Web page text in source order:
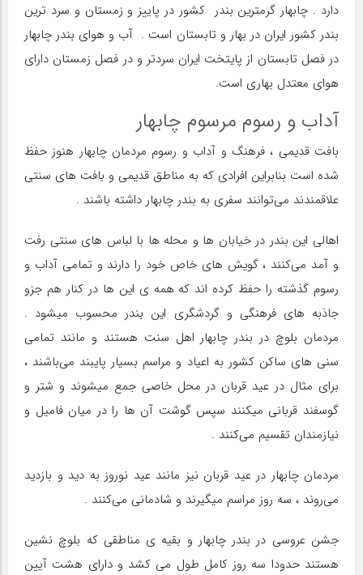
دارد . چابهار گرمترین بندر کشور در پاییز و زمستان و سرد ترین
بندر کشور ایران در بهار و تابستان است . آب و هوای بندر چابهار
در فصل تابستان از پایتخت ایران سردتر و در فصل زمستان دارای
هوای معتدل بهاری است.
آداب و رسوم مرسوم چابهار
بافت قدیمی ، فرهنگ و آداب و رسوم مردمان چابهار هنوز حفظ
شده است بنابراین افرادی که به مناطق قدیمی و بافت های سنتی
علاقمندند می‌توانند سفری به بندر چابهار داشته باشند .
اهالی این بندر در خیابان ها و محله ها با لباس های سنتی رفت
و آمد می‌کنند ، گویش های خاص خود را دارند و تمامی آداب و
رسوم گذشته را حفظ کرده اند که همه ی این ها در کنار هم جزو
جاذبه های فرهنگی و گردشگری این بندر محسوب میشود .
مردمان بلوچ در بندر چابهار اهل سنت هستند و مانند تمامی
سنی های ساکن کشور به اعیاد و مراسم بسیار پایبند می‌باشند ،
برای مثال در عید قربان در محل خاصی جمع میشوند و شتر و
گوسفند قربانی میکنند سپس گوشت آن ها را در میان فامیل و
نیازمندان تقسیم می‌کنند .
مردمان چابهار در عید قربان نیز مانند عید نوروز به دید و بازدید
می‌روند ، سه روز مراسم میگیرند و شادمانی می‌کنند .
جشن عروسی در بندر چابهار و بقیه ی مناطقی که بلوچ نشین
هستند حدودا سه روز کامل طول می کشد و دارای هشت آیین